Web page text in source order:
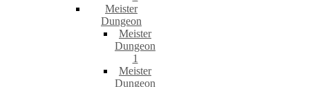
Meister
Dungeon
Meister
Dungeon
1
Meister
Dungeon